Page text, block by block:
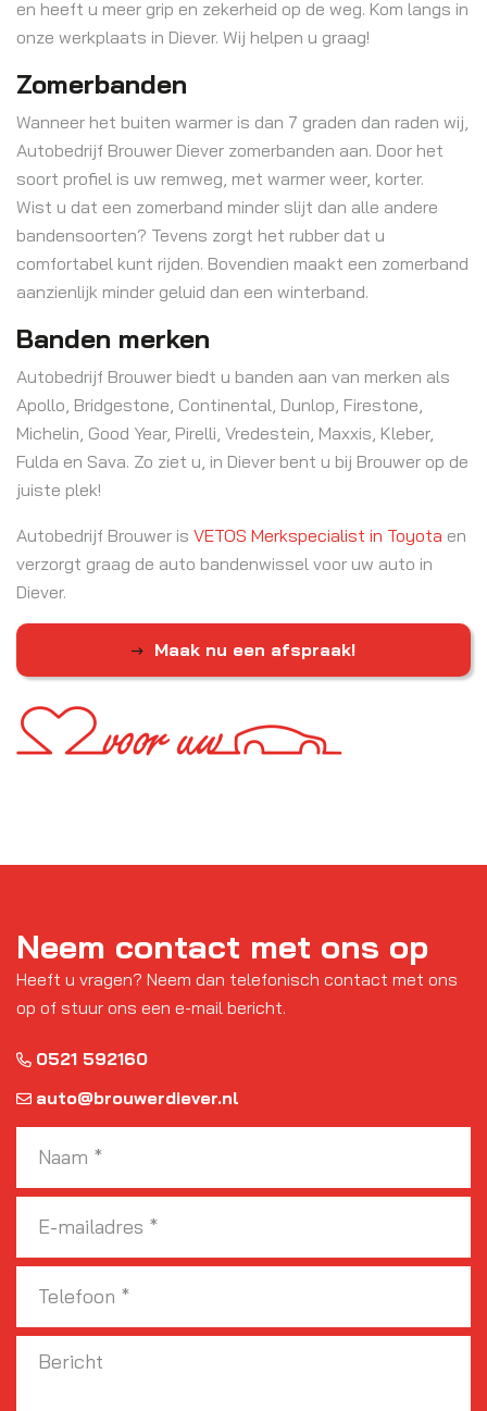
en heeft u meer grip en zekerheid op de weg. Kom langs in
onze werkplaats in Diever. Wij helpen u graag!
Zomerbanden
Wanneer het buiten warmer is dan 7 graden dan raden wij,
Autobedrijf Brouwer Diever zomerbanden aan. Door het
soort profiel is uw remweg, met warmer weer, korter.
Wist u dat een zomerband minder slijt dan alle andere
bandensoorten? Tevens zorgt het rubber dat u
comfortabel kunt rijden. Bovendien maakt een zomerband
aanzienlijk minder geluid dan een winterband.
Banden merken
Autobedrijf Brouwer biedt u banden aan van merken als
Apollo, Bridgestone, Continental, Dunlop, Firestone,
Michelin, Good Year, Pirelli, Vredestein, Maxxis, Kleber,
Fulda en Sava. Zo ziet u, in Diever bent u bij Brouwer op de
juiste plek!
Autobedrijf Brouwer is VETOS Merkspecialist in Toyota en
verzorgt graag de auto bandenwissel voor uw auto in
Diever.
Maak nu een afspraak!
Neem contact met ons op
Heeft u vragen? Neem dan telefonisch contact met ons
op of stuur ons een e-mail bericht.
0521 592160
auto@brouwerdiever.nl